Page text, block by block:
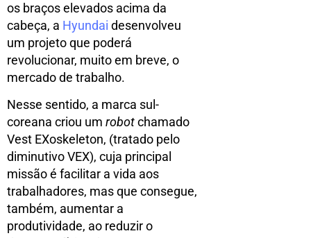
os braços elevados acima da
cabeça, a Hyundai desenvolveu
um projeto que poderá
revolucionar, muito em breve, o
mercado de trabalho.
Nesse sentido, a marca sul-
coreana criou um robotchamado
Vest EXoskeleton, (tratado pelo
diminutivo VEX), cuja principal
missão é facilitar a vida aos
trabalhadores, mas que consegue,
também, aumentar a
produtividade, ao reduzir o